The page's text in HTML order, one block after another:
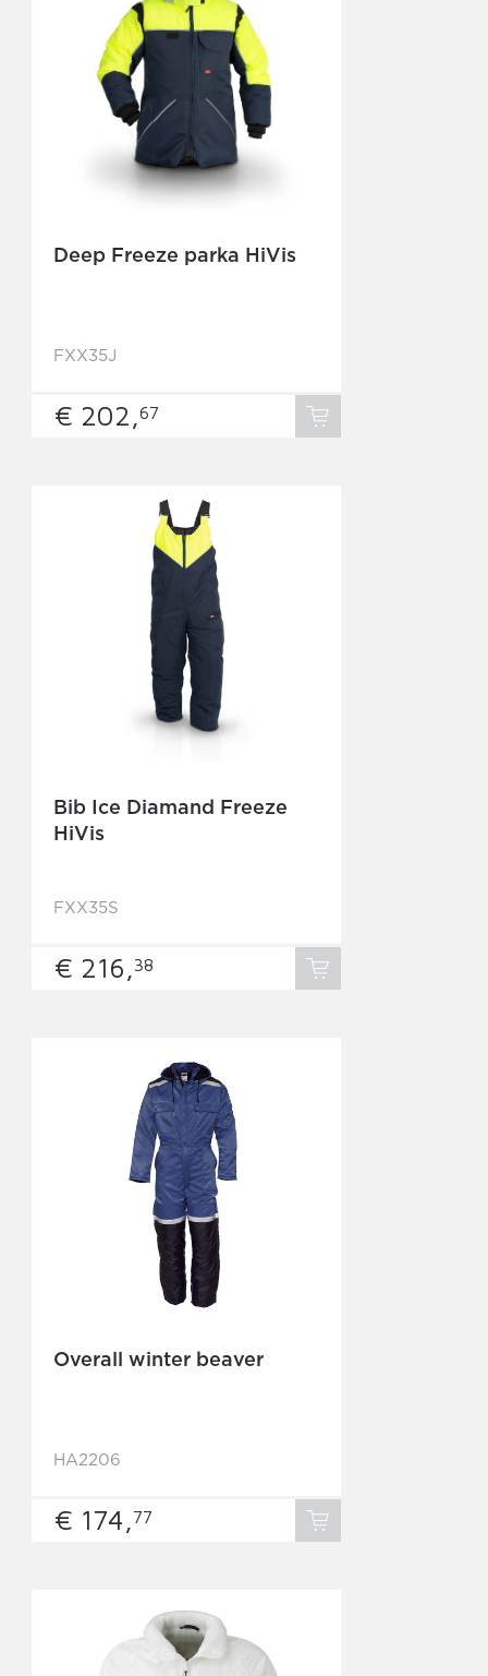
Deep Freeze parka HiVis
FXX35J
€ 202,67
Bib Ice Diamand Freeze
HiVis
FXX35S
€ 216,38
Overall winter beaver
HA2206
€ 174, 77